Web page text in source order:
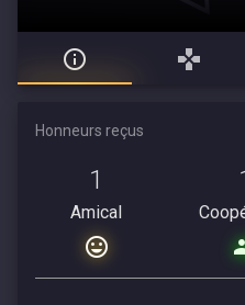
Honneurs reçus
1
Amical